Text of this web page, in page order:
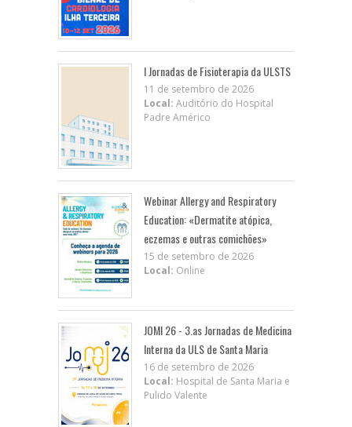
I Jornadas de Fisioterapia da ULSTS
11 de setembro de 2026
Local: Auditório do Hospital
Padre Américo
Webinar Allergy and Respiratory
Education: «Dermatite atópica,
eczemas e outras comichões»
15 de setembro de 2026
Local: Online
JOMI 26 - 3.as Jornadas de Medicina
Interna da ULS de Santa Maria
16 de setembro de 2026
Local: Hospital de Santa Maria e
Pulido Valente